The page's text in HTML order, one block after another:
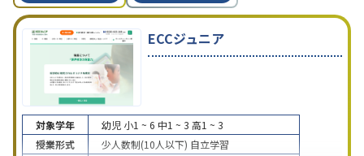
ECCジュニア
対象学年 幼児 小1 ~ 6 中1 ~ 3 高1 ~ 3
授業形式
少人数制(10人以下) 自立学習